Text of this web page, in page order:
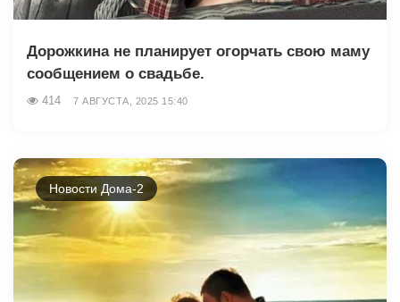
Дорожкина не планирует огорчать свою маму
сообщением о свадьбе.
414 7 АВГУСТА, 2025 15:40
Новости Дома-2